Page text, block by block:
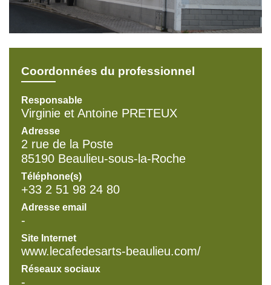
Coordonnées du professionnel
Responsable
Virginie et Antoine PRETEUX
Adresse
2 rue de la Poste
85190 Beaulieu-sous-la-Roche
Téléphone(s)
+33 2 51 98 24 80
Adresse email
-
Site Internet
www.lecafedesarts-beaulieu.com/
Réseaux sociaux
-